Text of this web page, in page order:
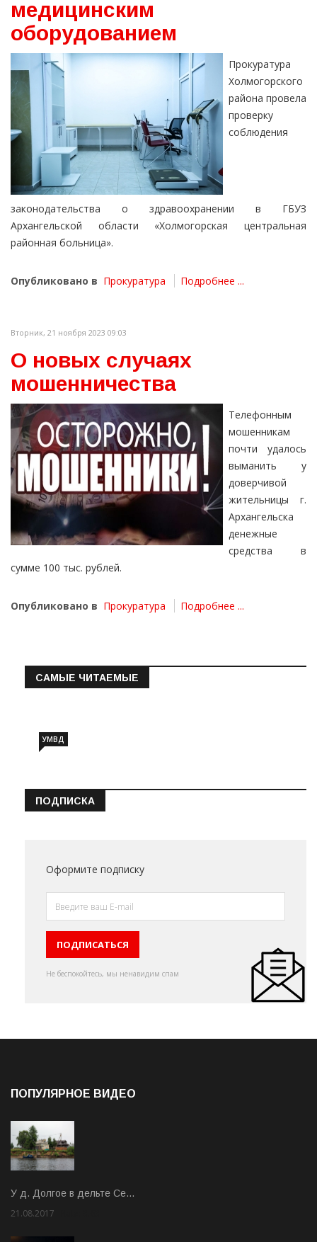
медицинским
оборудованием
Прокуратура
Холмогорского
района провела
проверку
соблюдения
законодательства о здравоохранении в ГБУЗ
Архангельской области «Холмогорская центральная
районная больница».
Опубликовано в Прокуратура Подробнее ...
Вторник, 21 ноября 2023 09:03
О новых случаях
мошенничества
Телефонным
мошенникам
почти удалось
выманить у
доверчивой
жительницы г.
Архангельска
денежные
средства в
сумме 100 тыс. рублей.
Опубликовано в Прокуратура Подробнее ...
САМЫЕ ЧИТАЕМЫЕ
УМВД
ПОДПИСКА
Оформите подписку
Не беспокойтесь, мы ненавидим спам
ПОПУЛЯРНОЕ ВИДЕО
У д. Долгое в дельте Се…
21.08.2017